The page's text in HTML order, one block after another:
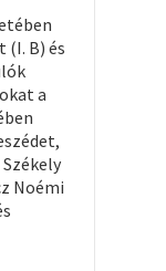
(I. B) és
a
Noémi